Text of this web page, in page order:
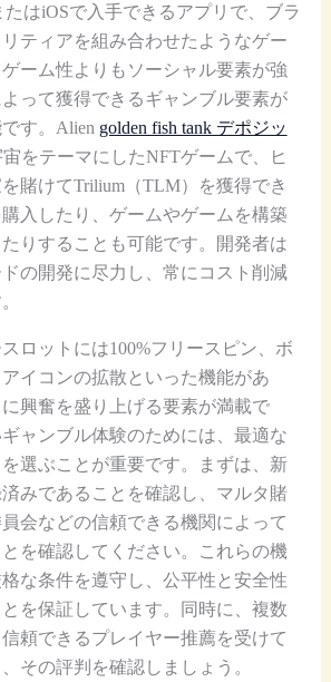
たはiOSで入手できるアプリで、ブラ
ティアを組み合わせたようなゲー
ーム性よりもソーシャル要素が強
って獲得できるギャンブル要素が
す。Alien golden fish tank デポジッ
宙をテーマにしたNFTゲームで、ヒ
賭けてTrilium（TLM）を獲得でき
入したり、ゲームやゲームを構築
りすることも可能です。開発者は
の開発に尽力し、常にコスト削減
ロットには10​​0%フリースピン、ボ
イコンの拡散といった機能があ
興奮を盛り上げる要素が満載で
ャンブル体験のためには、最適な
選ぶことが重要です。まずは、新
みであることを確認し、マルタ賭
会などの信頼できる機関によって
を確認してください。これらの機
な条件を遵守し、公平性と安全性
を保証しています。同時に、複数
頼できるプレイヤー推薦を受けて
その評判を確認しましょう。